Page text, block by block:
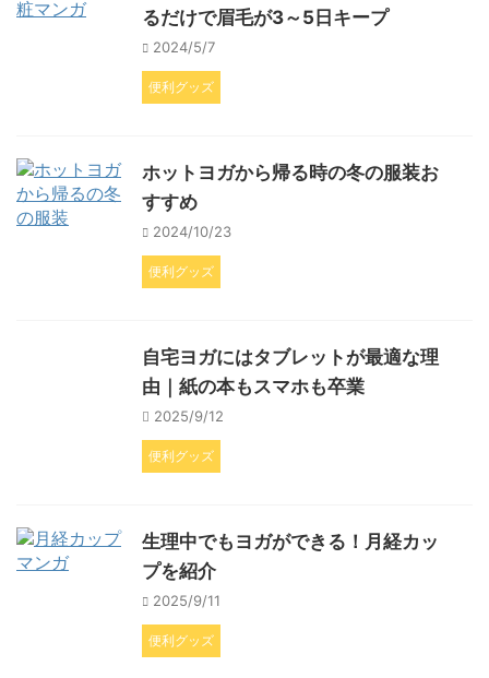
るだけで眉毛が3～5日キープ
2024/5/7
便利グッズ
ホットヨガから帰る時の冬の服装お
すすめ
2024/10/23
便利グッズ
自宅ヨガにはタブレットが最適な理
由｜紙の本もスマホも卒業
2025/9/12
便利グッズ
生理中でもヨガができる！月経カッ
プを紹介
2025/9/11
便利グッズ